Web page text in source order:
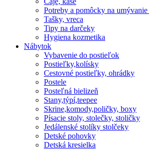
Potreby a pomôcky na
Tašky, vreca
Tipy na darčeky
Hygiena kozmetika
Nábytok
Vybavenie do postieľok
Postieľky,kolísky
Cestovné postieľky, ohrádky
Postele
Posteľná bielizeň
Stany,týpí,teepee
Skrine,komody,poličky, boxy
Písacie stoly, stolečky, stoličky
Jedálenské stolíky stolčeky
Detské pohovky
Detská kresielka